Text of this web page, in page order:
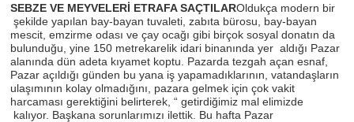
SEBZE VE MEYVELERİ ETRAFA SAÇTILAROldukça modern bir
şekilde yapılan bay-bayan tuvaleti, zabıta bürosu, bay-bayan
mescit, emzirme odası ve çay ocağı gibi birçok sosyal donatın da
bulunduğu, yine 150 metrekarelik idari binanında yer aldığı Pazar
alanında dün adeta kıyamet koptu. Pazarda tezgah açan esnaf,
Pazar açıldığı günden bu yana iş yapamadıklarının, vatandaşların
ulaşımının kolay olmadığını, pazara gelmek için çok vakit
harcaması gerektiğini belirterek, “ getirdiğimiz mal elimizde
kalıyor. Başkana sorunlarımızı ilettik. Bu hafta Pazar